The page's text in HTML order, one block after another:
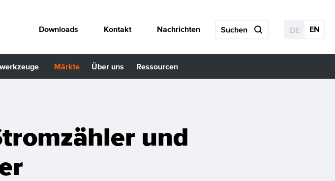
Downloads Kontakt Nachrichten DE EN
Märkte Über uns Ressourcen
und